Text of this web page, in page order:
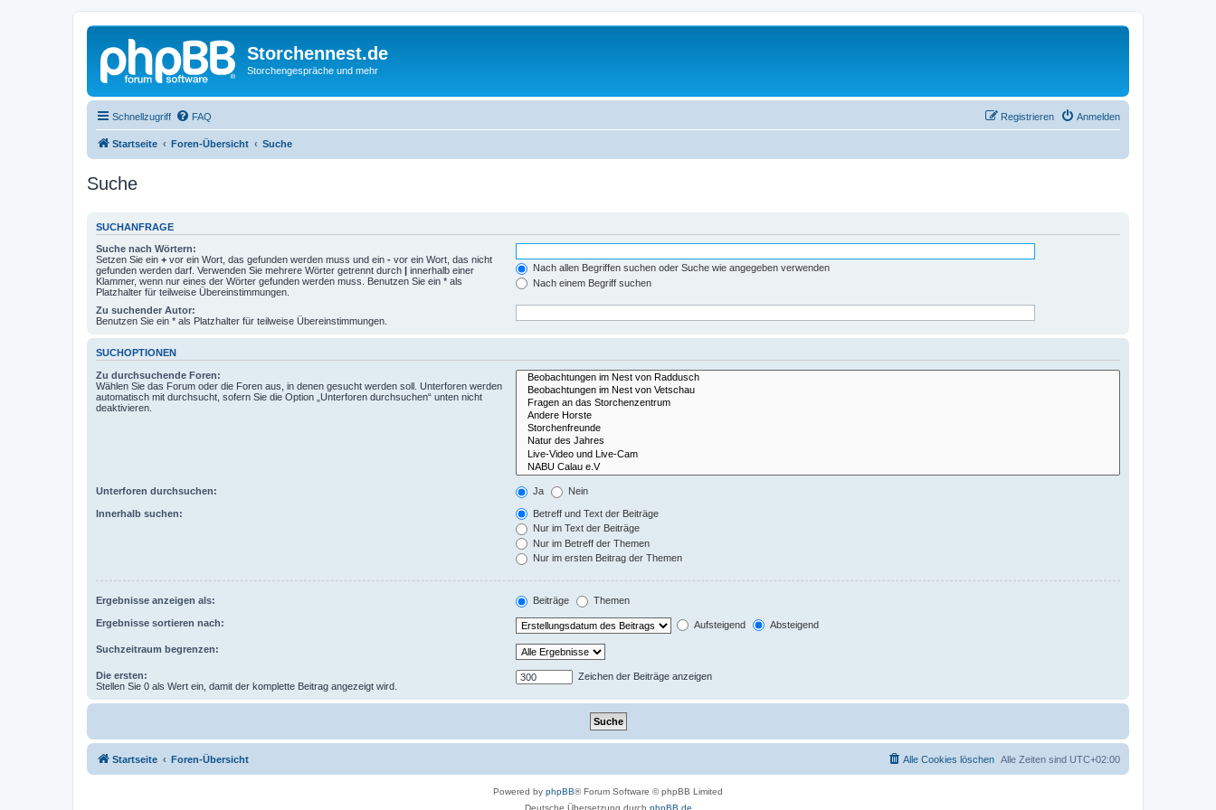
Storchennest.de
Storchengespräche und mehr
Schnellzugriff FAQ Anmelden
Registrieren
Startseite Foren-Übersicht Suche
Suche
SUCHANFRAGE
Suche nach Wörtern:
Setzen Sie ein + vor ein Wort, das gefunden werden muss und ein - vor ein Wort, das nicht
gefunden werden darf. Verwenden Sie mehrere Wörter getrennt durch | innerhalb einer
Klammer, wenn nur eines der Wörter gefunden werden muss. Benutzen Sie ein * als
Platzhalter für teilweise Übereinstimmungen.
Nach allen Begriffen suchen oder Suche wie angegeben verwenden
Nach einem Begriff suchen
Zu suchender Autor:
Benutzen Sie ein * als Platzhalter für teilweise Übereinstimmungen.
SUCHOPTIONEN
Zu durchsuchende Foren:
Wählen Sie das Forum oder die Foren aus, in denen gesucht werden soll. Unterforen werden
automatisch mit durchsucht, sofern Sie die Option „Unterforen durchsuchen“ unten nicht
deaktivieren.
Unterforen durchsuchen: Ja Nein
Innerhalb suchen:
Betreff und Text der Beiträge
Nur im Text der Beiträge
Nur im Betreff der Themen
Nur im ersten Beitrag der Themen
Ergebnisse anzeigen als: Beiträge Themen
Ergebnisse sortieren nach: Aufsteigend Absteigend
Suchzeitraum begrenzen:
Die ersten:
Stellen Sie 0 als Wert ein, damit der komplette Beitrag angezeigt wird.
Zeichen der Beiträge anzeigen
Startseite Foren-Übersicht Alle Zeiten sind UTC+02:00
Alle Cookies löschen
Powered by phpBB® Forum Software © phpBB Limited
Deutsche Übersetzung durch phpBB.de